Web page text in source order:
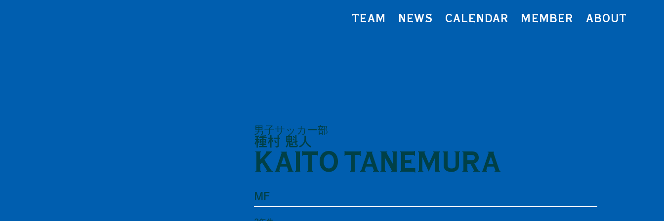
TEAM NEWS CALENDAR MEMBER ABOUT
男子サッカー部
種村 魁人
KAITO TANEMURA
MF